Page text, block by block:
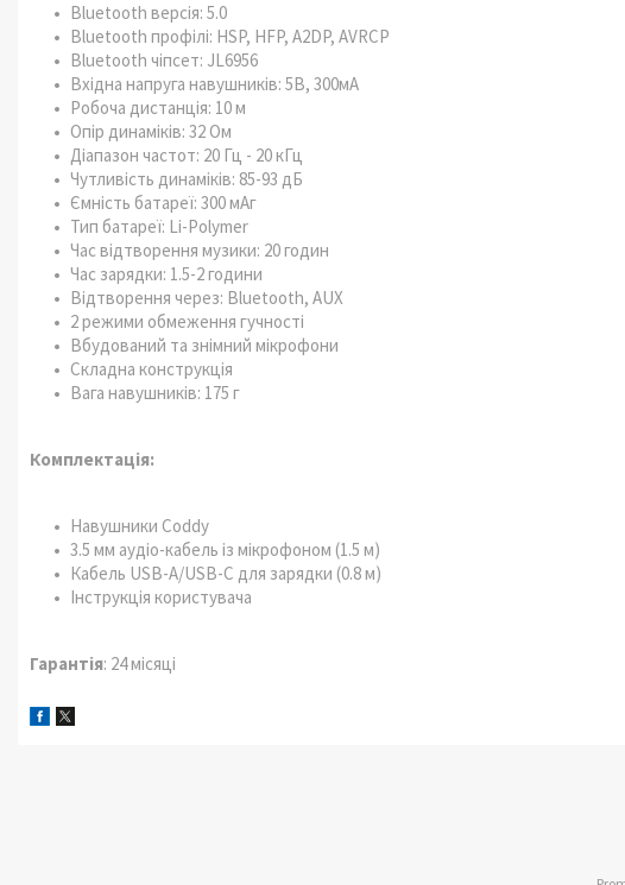
Bluetooth версія: 5.0
Bluetooth профілі: HSP, HFP, A2DP, AVRCP
Bluetooth чіпсет: JL6956
Вхідна напруга навушників: 5В, 300мА
Робоча дистанція: 10 м
Опір динаміків: 32 Ом
Діапазон частот: 20 Гц - 20 кГц
Чутливість динаміків: 85-93 дБ
Ємність батареї: 300 мАг
Тип батареї: Li-Polymer
Час відтворення музики: 20 годин
Час зарядки: 1.5-2 години
Відтворення через: Bluetooth, AUX
2 режими обмеження гучності
Вбудований та знімний мікрофони
Складна конструкція
Вага навушників: 175 г
Комплектація:
Навушники Coddy
3.5 мм аудіо-кабель із мікрофоном (1.5 м)
Кабель USB-A/USB-С для зарядки (0.8 м)
Інструкція користувача
Гарантія: 24 місяці